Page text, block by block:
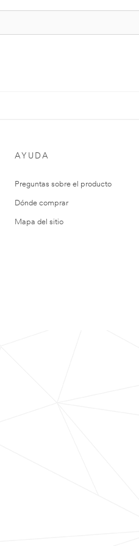
AYUDA
Preguntas sobre el producto
Dónde comprar
Mapa del sitio